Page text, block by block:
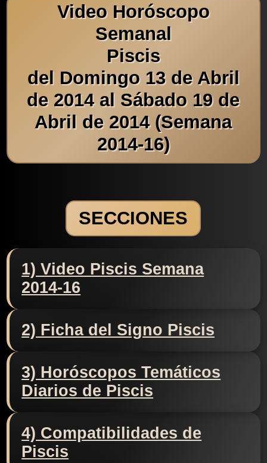
Video Horóscopo
Semanal
Piscis
del Domingo 13 de Abril
de 2014 al Sábado 19 de
Abril de 2014 (Semana
2014-16)
SECCIONES
1) Video Piscis Semana
2014-16
2) Ficha del Signo Piscis
3) Horóscopos Temáticos
Diarios de Piscis
4) Compatibilidades de
Piscis